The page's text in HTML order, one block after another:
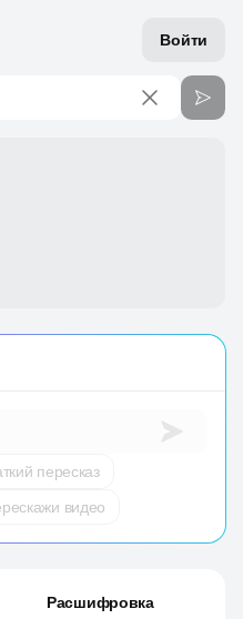
Войти
пересказ
видео
Расшифровка